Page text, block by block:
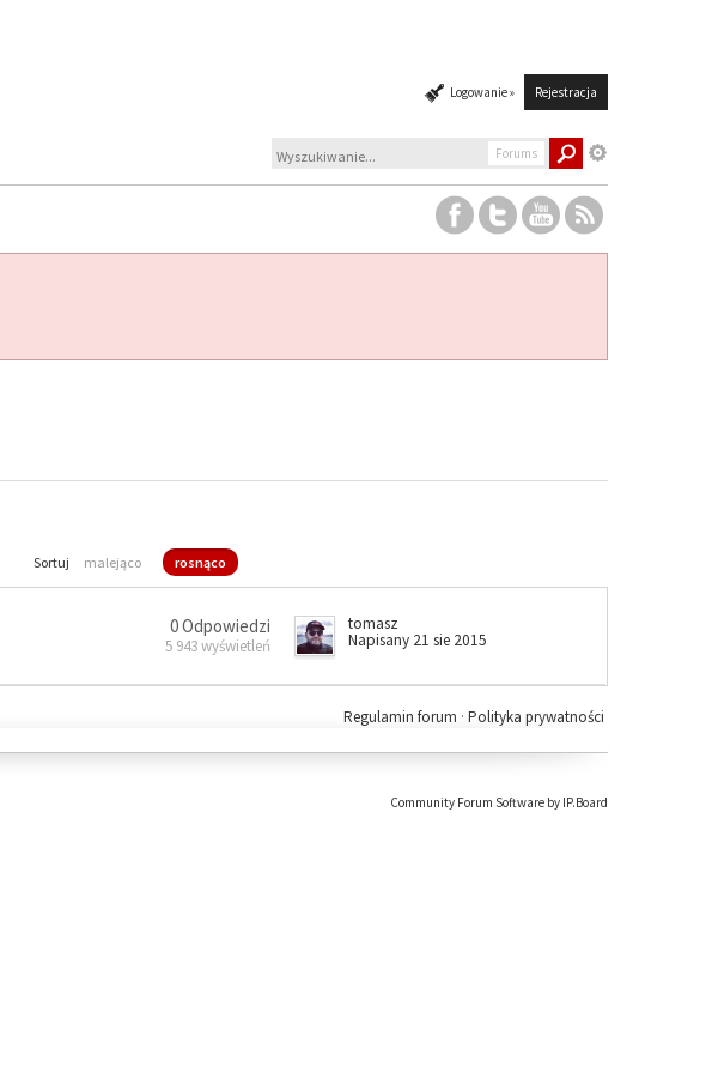
Logowanie » Rejestracja
Forums
Sortuj malejąco rosnąco
0 Odpowiedzi
5 943 wyświetleń
tomasz
Napisany 21 sie 2015
Polityka prywatności
Regulamin forum ·
Community Forum Software by IP.Board